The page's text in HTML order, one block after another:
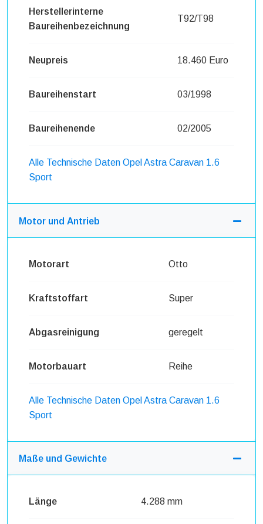
Herstellerinterne
Baureihenbezeichnung
T92/T98
Neupreis 18.460 Euro
Baureihenstart 03/1998
Baureihenende 02/2005
Alle Technische Daten Opel Astra Caravan 1.6
Sport
Motor und Antrieb
Motorart Otto
Kraftstoffart Super
Abgasreinigung geregelt
Motorbauart Reihe
Alle Technische Daten Opel Astra Caravan 1.6
Sport
Maße und Gewichte
Länge 4.288 mm